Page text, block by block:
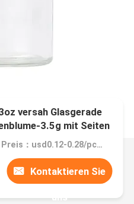
versah Glasgerade
3.5g mit Seiten
Preis：usd0.12-0.28/pc without customization
Kontaktieren Sie
uns